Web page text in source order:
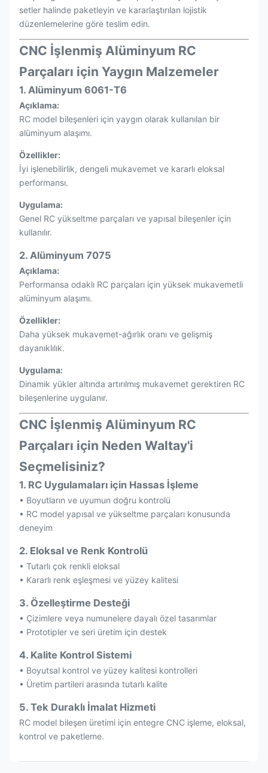
setler halinde paketleyin ve kararlaştırılan lojistik
düzenlemelerine göre teslim edin.
CNC İşlenmiş Alüminyum RC
Parçaları için Yaygın Malzemeler
1. Alüminyum 6061-T6
Açıklama:
RC model bileşenleri için yaygın olarak kullanılan bir
alüminyum alaşımı.
Özellikler:
İyi işlenebilirlik, dengeli mukavemet ve kararlı eloksal
performansı.
Uygulama:
Genel RC yükseltme parçaları ve yapısal bileşenler için
kullanılır.
2. Alüminyum 7075
Açıklama:
Performansa odaklı RC parçaları için yüksek mukavemetli
alüminyum alaşımı.
Özellikler:
Daha yüksek mukavemet-ağırlık oranı ve gelişmiş
dayanıklılık.
Uygulama:
Dinamik yükler altında artırılmış mukavemet gerektiren RC
bileşenlerine uygulanır.
CNC İşlenmiş Alüminyum RC
Parçaları için Neden Waltay'i
Seçmelisiniz?
1. RC Uygulamaları için Hassas İşleme
• Boyutların ve uyumun doğru kontrolü
• RC model yapısal ve yükseltme parçaları konusunda
deneyim
2. Eloksal ve Renk Kontrolü
• Tutarlı çok renkli eloksal
• Kararlı renk eşleşmesi ve yüzey kalitesi
3. Özelleştirme Desteği
• Çizimlere veya numunelere dayalı özel tasarımlar
• Prototipler ve seri üretim için destek
4. Kalite Kontrol Sistemi
• Boyutsal kontrol ve yüzey kalitesi kontrolleri
• Üretim partileri arasında tutarlı kalite
5. Tek Duraklı İmalat Hizmeti
RC model bileşen üretimi için entegre CNC işleme, eloksal,
kontrol ve paketleme.